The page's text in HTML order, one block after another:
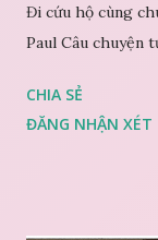
Đi cứu hộ cùng
Paul Câu chuyện
CHIA SẺ
ĐĂNG NHẬN XÉT